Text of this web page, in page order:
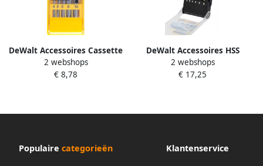
DeWalt Accessoires Cassette
betonboren EXTREME 5-delig
4 5 6 8 10mm DT6956-QZ
2 webshops
€ 8,78
DeWalt Accessoires HSS
INDUSTRIAL COBALT
Metaalboor 6-delige set (2 3
2 webshops
€ 17,25
Populaire categorieën Klantenservice